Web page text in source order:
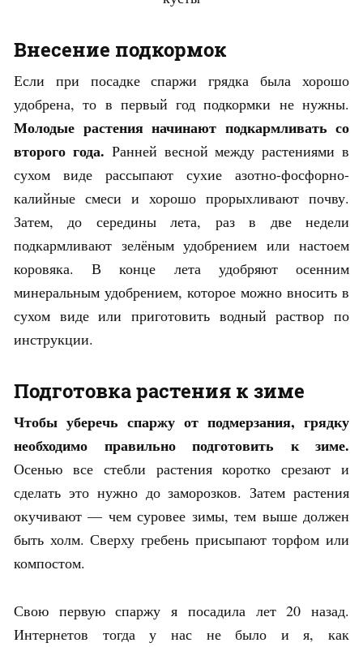
Внесение подкормок
Если при посадке спаржи грядка была хорошо
удобрена, то в первый год подкормки не нужны.
Молодые растения начинают подкармливать со
второго года. Ранней весной между растениями в
сухом виде рассыпают сухие азотно-фосфорно-
калийные смеси и хорошо прорыхливают почву.
Затем, до середины лета, раз в две недели
подкармливают зелёным удобрением или настоем
коровяка. В конце лета удобряют осенним
минеральным удобрением, которое можно вносить в
сухом виде или приготовить водный раствор по
инструкции.
Подготовка растения к зиме
Чтобы уберечь спаржу от подмерзания, грядку
необходимо правильно подготовить к зиме.
Осенью все стебли растения коротко срезают и
сделать это нужно до заморозков. Затем растения
окучивают — чем суровее зимы, тем выше должен
быть холм. Сверху гребень присыпают торфом или
компостом.
Свою первую спаржу я посадила лет 20 назад.
Интернетов тогда у нас не было и я, как